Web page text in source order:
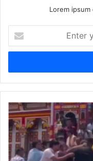
Lorem
your
Email